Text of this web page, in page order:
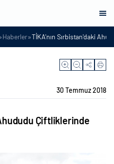
Haberler»TİKA'nın Sırbistan'daki
30 Temmuz 2018
Çiftliklerinde